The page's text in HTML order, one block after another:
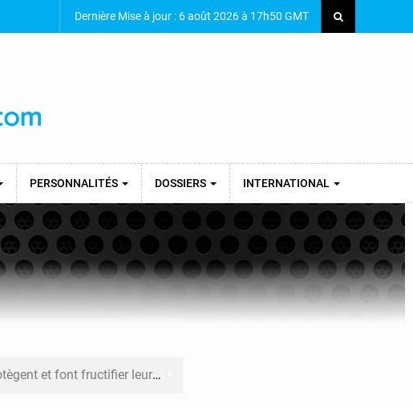
Dernière Mise à jour : 6 août 2026 à 17h50 GMT
PERSONNALITÉS DOSSIERS INTERNATIONAL
fructifier leur argent avec l’USDT